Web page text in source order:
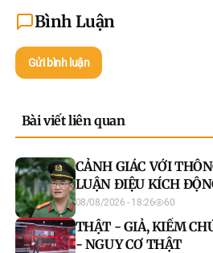
Bình Luận
Gửi bình luận
Bài viết liên quan
CẢNH GIÁC VỚI
LUẬN ĐIỆU KÍCH
HỘI
08/08/2026 - 18:26 60
THẬT - GIẢ, KIỂM
- NGUY CƠ THẬT